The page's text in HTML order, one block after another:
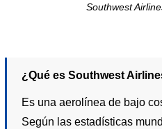
Southwest
¿Qué es Southwest
Es una aerolínea de bajo
Según las estadísticas